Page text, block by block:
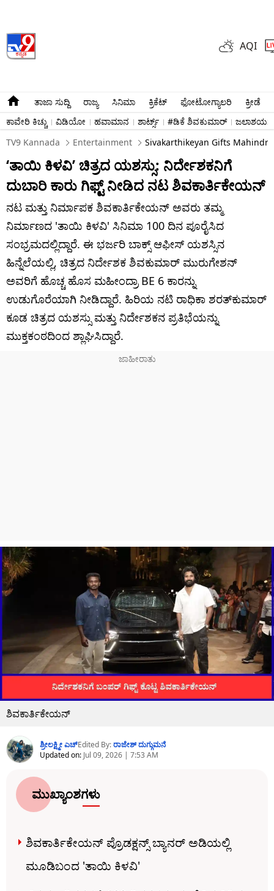
AQI
ತಾಜಾ ಸುದ್ದಿ ರಾಜ್ಯ ಸಿನಿಮಾ ಕ್ರಿಕೆಟ್​ ಫೋಟೋಗ್ಯಾಲರಿ
ಕ್ರೀಡೆ
ಕಾವೇರಿ ಕಿಚ್ಚು
ವಿಡಿಯೋ ಹವಾಮಾನ ಶಾರ್ಟ್ಸ್​ #ಡಿಕೆ ಶಿವಕುಮಾರ್​
TV9 Kannada
Entertainment Sivakarthikeyan Gifts Mahindra
‘ತಾಯಿ ಕಿಳವಿ’ ಚಿತ್ರದ ಯಶಸ್ಸು: ನಿರ್ದೇಶಕನಿಗೆ
ದುಬಾರಿ ಕಾರು ಗಿಫ್ಟ್ ನೀಡಿದ ನಟ ಶಿವಕಾರ್ತಿಕೇಯನ್
ನಟ ಮತ್ತು ನಿರ್ಮಾಪಕ ಶಿವಕಾರ್ತಿಕೇಯನ್ ಅವರು ತಮ್ಮ
ನಿರ್ಮಾಣದ 'ತಾಯಿ ಕಿಳವಿ' ಸಿನಿಮಾ 100 ದಿನ ಪೂರೈಸಿದ
ಸಂಭ್ರಮದಲ್ಲಿದ್ದಾರೆ. ಈ ಭರ್ಜರಿ ಬಾಕ್ಸ್ ಆಫೀಸ್ ಯಶಸ್ಸಿನ
ಹಿನ್ನೆಲೆಯಲ್ಲಿ, ಚಿತ್ರದ ನಿರ್ದೇಶಕ ಶಿವಕುಮಾರ್ ಮುರುಗೇಶನ್
ಅವರಿಗೆ ಹೊಚ್ಚ ಹೊಸ ಮಹೀಂದ್ರಾ BE 6 ಕಾರನ್ನು
ಉಡುಗೊರೆಯಾಗಿ ನೀಡಿದ್ದಾರೆ. ಹಿರಿಯ ನಟಿ ರಾಧಿಕಾ ಶರತ್‌ಕುಮಾರ್
ಕೂಡ ಚಿತ್ರದ ಯಶಸ್ಸು ಮತ್ತು ನಿರ್ದೇಶಕನ ಪ್ರತಿಭೆಯನ್ನು
ಮುಕ್ತಕಂಠದಿಂದ ಶ್ಲಾಘಿಸಿದ್ದಾರೆ.
ಶಿವಕಾರ್ತಿಕೇಯನ್
ಶ್ರೀಲಕ್ಷ್ಮೀ ಎಚ್Edited By:ರಾಜೇಶ್ ದುಗ್ಗುಮನೆ
Updated on: Jul 09, 2026 | 7:53 AM
ಮುಖ್ಯಾಂಶಗಳು
ಶಿವಕಾರ್ತಿಕೇಯನ್ ಪ್ರೊಡಕ್ಷನ್ಸ್ ಬ್ಯಾನರ್ ಅಡಿಯಲ್ಲಿ
ಮೂಡಿಬಂದ 'ತಾಯಿ ಕಿಳವಿ'